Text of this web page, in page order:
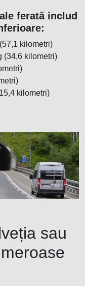
ferată includ
kilometri)
(34,6 kilometri)
kilometri)
sau